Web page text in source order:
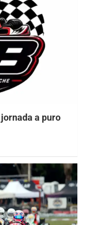
jornada a puro